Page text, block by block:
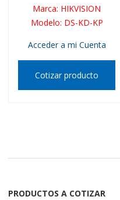
Marca: HIKVISION
Modelo: DS-KD-KP
Acceder a mi Cuenta
Cotizar producto
PRODUCTOS A COTIZAR